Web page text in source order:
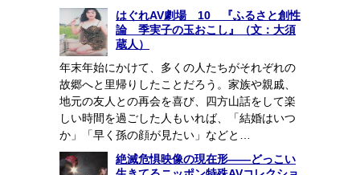
はぐれAV劇場 10 『ふるさと創性
論 季実子の玉おこし』（文：大須
蔵人）
年末年始にかけて、多くの人たちがそれぞれの
故郷へと里帰りしたことだろう。家族や親戚、
地元の友人との再会を喜び、四方山話をして楽
しい時間を過ごした人もいれば、「結婚はいつ
か」「早く孫の顔が見たい」などと…
絶滅危惧映像の現在形――どっこい